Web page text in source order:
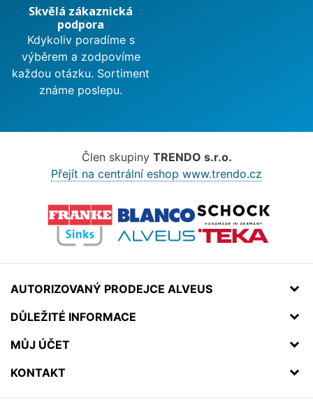
Skvělá zákaznická
podpora
Kdykoliv poradíme s
výběrem a zodpovíme
každou otázku. Sortiment
známe poslepu.
Člen skupiny TRENDO s.r.o.
Přejít na centrální eshop www.trendo.cz
AUTORIZOVANÝ PRODEJCE ALVEUS
DŮLEŽITÉ INFORMACE
MŮJ ÚČET
KONTAKT